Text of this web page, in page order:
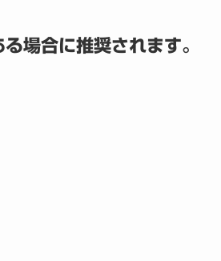
場合に推奨されます。